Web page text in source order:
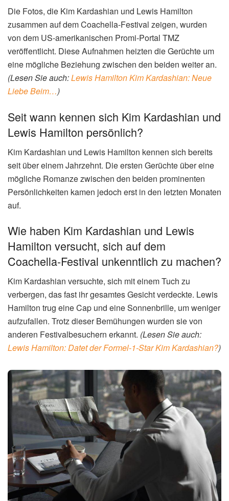
Die Fotos, die Kim Kardashian und Lewis Hamilton
zusammen auf dem Coachella-Festival zeigen, wurden
von dem US-amerikanischen Promi-Portal TMZ
veröffentlicht. Diese Aufnahmen heizten die Gerüchte um
eine mögliche Beziehung zwischen den beiden weiter an.
(Lesen Sie auch:Lewis Hamilton Kim Kardashian: Neue
Liebe Beim…)
Seit wann kennen sich Kim Kardashian und
Lewis Hamilton persönlich?
Kim Kardashian und Lewis Hamilton kennen sich bereits
seit über einem Jahrzehnt. Die ersten Gerüchte über eine
mögliche Romanze zwischen den beiden prominenten
Persönlichkeiten kamen jedoch erst in den letzten Monaten
auf.
Wie haben Kim Kardashian und Lewis
Hamilton versucht, sich auf dem
Coachella-Festival unkenntlich zu machen?
Kim Kardashian versuchte, sich mit einem Tuch zu
verbergen, das fast ihr gesamtes Gesicht verdeckte. Lewis
Hamilton trug eine Cap und eine Sonnenbrille, um weniger
aufzufallen. Trotz dieser Bemühungen wurden sie von
anderen Festivalbesuchern erkannt. (Lesen Sie auch:
Lewis Hamilton: Datet der Formel-1-Star Kim Kardashian?)